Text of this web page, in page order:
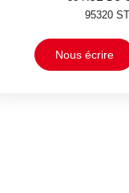
95320
Nous écrire